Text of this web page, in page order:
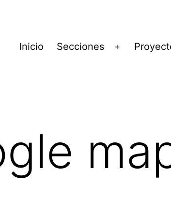
Inicio Secciones
Abrir